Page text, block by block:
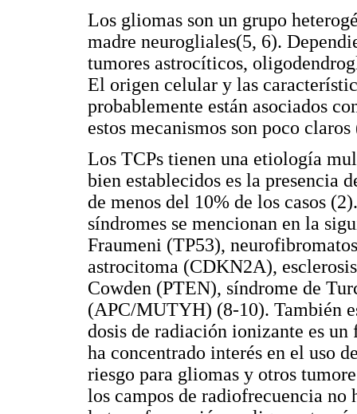
Los gliomas son un grupo
madre neurogliales(5, 6).
tumores astrocíticos,
El origen celular y las
probablemente están asociados
estos mecanismos son poco claros
Los TCPs tienen una etiología
bien establecidos es la presencia
de menos del 10% de los casos
síndromes se mencionan en la
Fraumeni (TP53),
astrocitoma (CDKN2A),
Cowden (PTEN), síndrome de
(APC/MUTYH) (8-10). También
dosis de radiación ionizante es
ha concentrado interés en el uso
riesgo para gliomas y otros
los campos de radiofrecuencia no